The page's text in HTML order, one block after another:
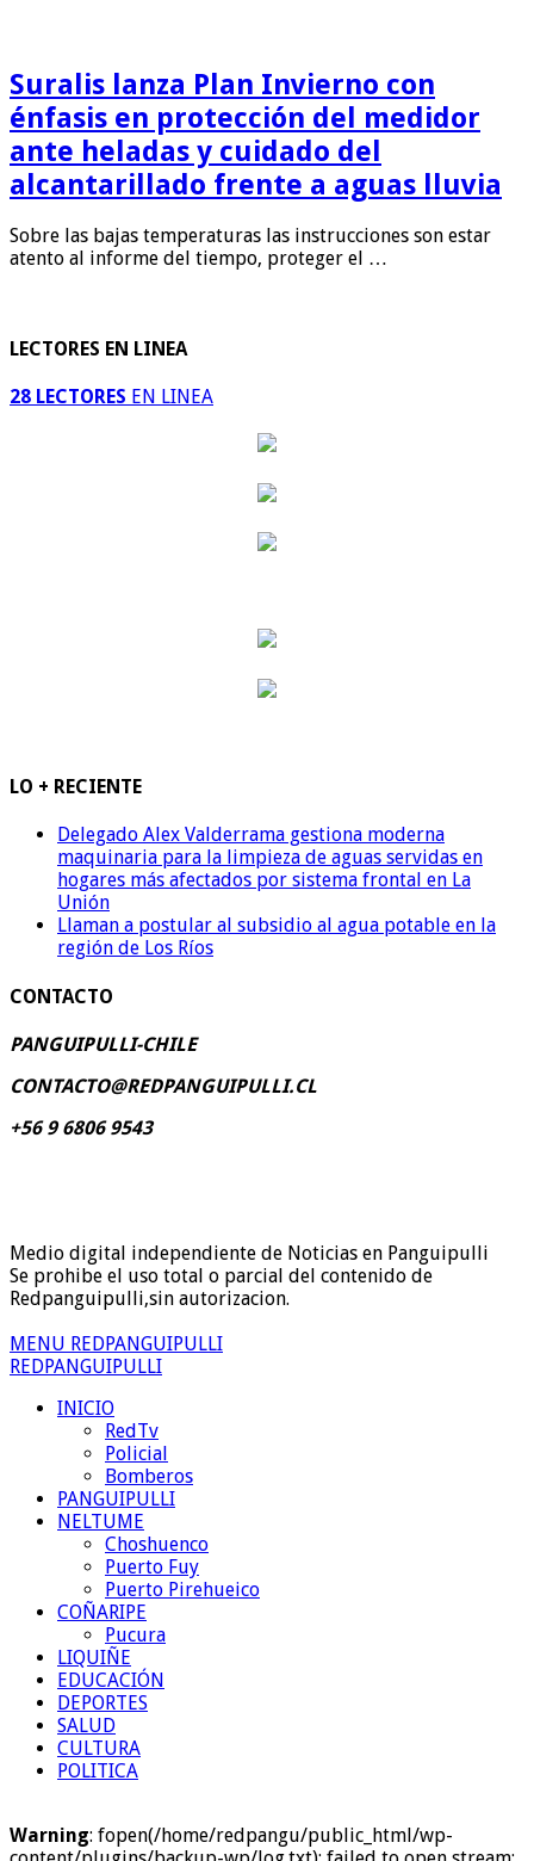
Suralis lanza Plan Invierno con
énfasis en protección del medidor
ante heladas y cuidado del
alcantarillado frente a aguas lluvia
Sobre las bajas temperaturas las instrucciones son estar
atento al informe del tiempo, proteger el …
LECTORES EN LINEA
28 LECTORES EN LINEA
LO + RECIENTE
Delegado Alex Valderrama gestiona moderna
maquinaria para la limpieza de aguas servidas en
hogares más afectados por sistema frontal en La
Unión
Llaman a postular al subsidio al agua potable en la
región de Los Ríos
CONTACTO
PANGUIPULLI-CHILE
CONTACTO@REDPANGUIPULLI.CL
+56 9 6806 9543
Medio digital independiente de Noticias en Panguipulli
Se prohibe el uso total o parcial del contenido de
Redpanguipulli,sin autorizacion.
MENU REDPANGUIPULLI
REDPANGUIPULLI
INICIO
RedTv
Policial
Bomberos
PANGUIPULLI
NELTUME
Choshuenco
Puerto Fuy
Puerto Pirehueico
COÑARIPE
Pucura
LIQUIÑE
EDUCACIÓN
DEPORTES
SALUD
CULTURA
POLITICA
Warning: fopen(/home/redpangu/public_html/wp-